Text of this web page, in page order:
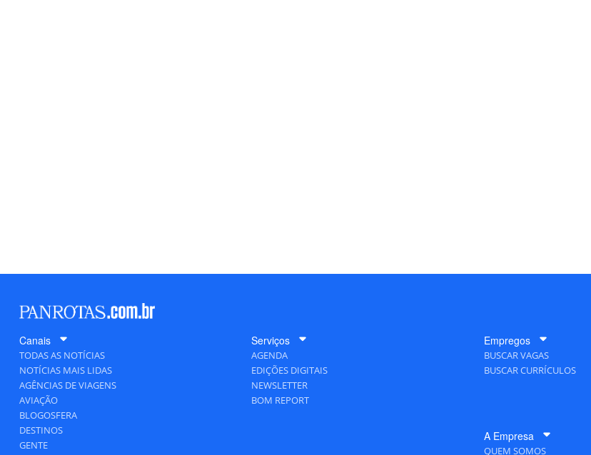
Canais
TODAS AS NOTÍCIAS
NOTÍCIAS MAIS LIDAS
AGÊNCIAS DE VIAGENS
AVIAÇÃO
BLOGOSFERA
DESTINOS
GENTE
Serviços
AGENDA
EDIÇÕES DIGITAIS
NEWSLETTER
BOM REPORT
Empregos
BUSCAR VAGAS
BUSCAR CURRÍCULOS
A Empresa
QUEM SOMOS